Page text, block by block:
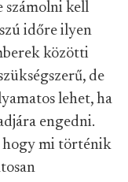
számolni kell
időre ilyen
közötti
de
lehet, ha
engedni.
hogy mi történik